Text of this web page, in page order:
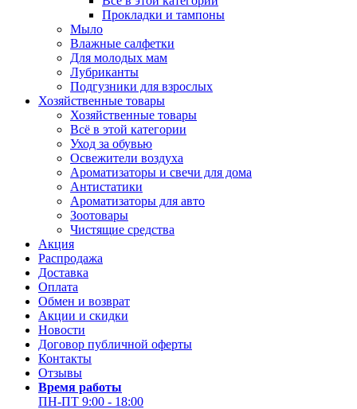
Прокладки и тампоны
Мыло
Влажные салфетки
Для молодых мам
Лубриканты
Подгузники для взрослых
Хозяйственные товары
Хозяйственные товары
Всё в этой категории
Уход за обувью
Освежители воздуха
Ароматизаторы и свечи для дома
Антистатики
Ароматизаторы для авто
Зоотовары
Чистящие средства
Акция
Распродажа
Доставка
Оплата
Обмен и возврат
Акции и скидки
Новости
Договор публичной оферты
Контакты
Отзывы
Время работы
ПН-ПТ 9:00 - 18:00